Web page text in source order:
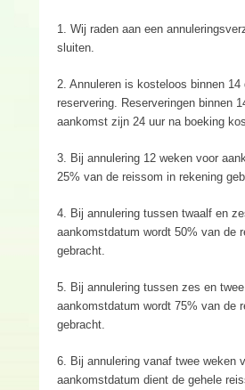
1. Wij raden aan een
sluiten.
2. Annuleren is kosteloos binnen 14
reservering. Reserveringen binnen
aankomst zijn 24 uur na boeking
3. Bij annulering 12 weken voor
25% van de reissom in rekening
4. Bij annulering tussen twaalf en
aankomstdatum wordt 50% van de
gebracht.
5. Bij annulering tussen zes en
aankomstdatum wordt 75% van de
gebracht.
6. Bij annulering vanaf twee weken
aankomstdatum dient de gehele